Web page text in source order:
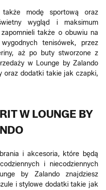
modę sportową oraz
wygląd i maksimum
także o obuwiu na
tenisówek, przez
aż po buty stworzone z
w Lounge by Zalando
oraz dodatki takie jak czapki,
W LOUNGE BY
i akcesoria, które będą
i niecodziennych
by Zalando znajdziesz
i stylowe dodatki takie jak